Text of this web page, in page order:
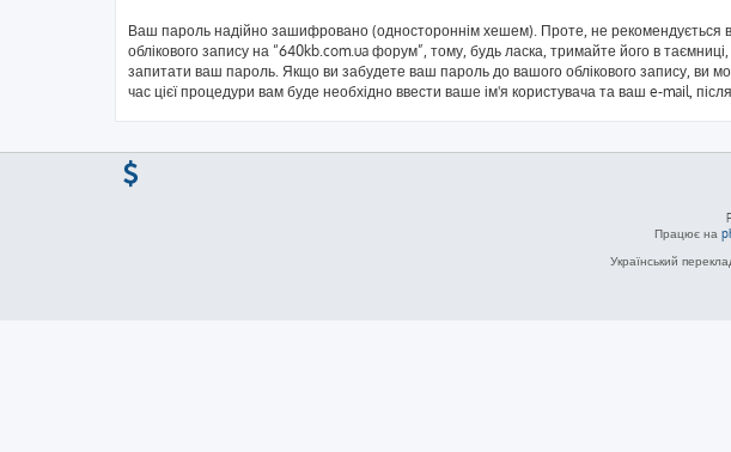
Ваш пароль надійно зашифровано (одностороннім хешем). Проте, не рекомендується
облікового запису на “640kb.com.ua форум”, тому, будь ласка, тримайте його в
запитати ваш пароль. Якщо ви забудете ваш пароль до вашого облікового запису, ви
час цієї процедури вам буде необхідно ввести ваше ім'я користувача та ваш e-mail,
Працює на
Український